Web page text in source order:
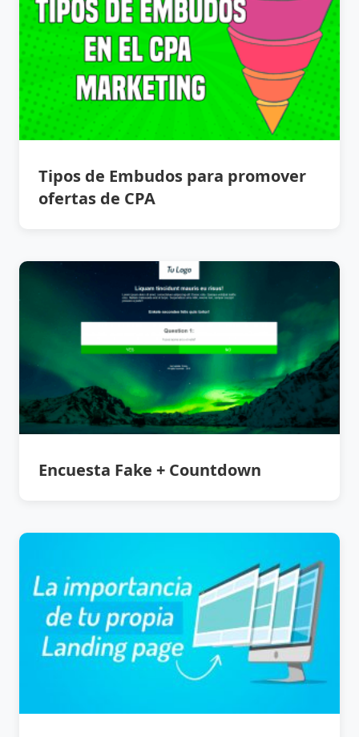
Tipos de Embudos para promover
ofertas de CPA
Encuesta Fake + Countdown